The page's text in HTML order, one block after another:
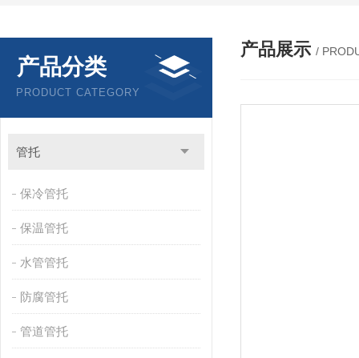
产品分类
PRODUCT CATEGORY
管托
保冷管托
保温管托
水管管托
防腐管托
管道管托
产品展示 /